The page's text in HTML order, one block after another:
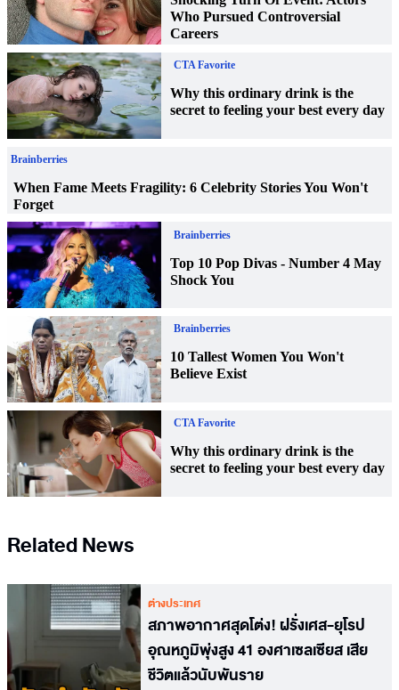
Related News
ต่างประเทศ
สภาพอากาศสุดโต่ง! ฝรั่งเศส-ยุโรป
อุณหภูมิพุ่งสูง 41 องศาเซลเซียส เสีย
ชีวิตแล้วนับพันราย